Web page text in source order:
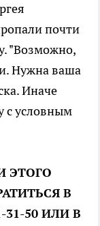
почти
"Возможно,
Нужна ваша
Иначе
с условным
ЭТОГО
В
50 ИЛИ В